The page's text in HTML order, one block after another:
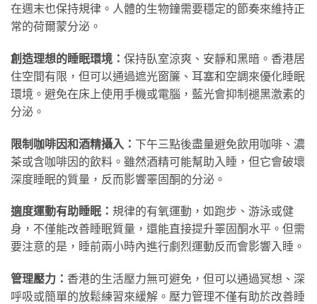
在週末也保持規律。人體的生物鐘需要穩定的節奏來維持正
常的荷爾蒙分泌。
創造理想的睡眠環境： 保持臥室涼爽、安靜和黑暗。香港居
住空間有限，但可以通過遮光窗簾、耳塞和空調來優化睡眠
環境。避免在床上使用手機或電腦，藍光會抑制褪黑激素的
分泌。
限制咖啡因和酒精攝入： 下午三點後盡量避免飲用咖啡、濃
茶或含咖啡因的飲料。雖然酒精可能幫助入睡，但它會破壞
深度睡眠的質量，反而影響睪固酮的分泌。
適度運動有助睡眠： 規律的有氧運動，如跑步、游泳或健
身，不僅能改善睡眠質量，還能直接提升睪固酮水平。但需
要注意的是，睡前兩小時內進行劇烈運動反而會影響入睡。
管理壓力： 香港的生活壓力無可避免，但可以通過冥想、深
呼吸或簡單的放鬆練習來緩解。壓力管理不僅有助於改善睡